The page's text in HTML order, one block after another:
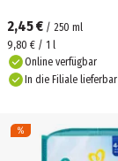
2,45 € / 250 ml
9,80 € / 1 l
Online verfügbar
In die Filiale lieferbar